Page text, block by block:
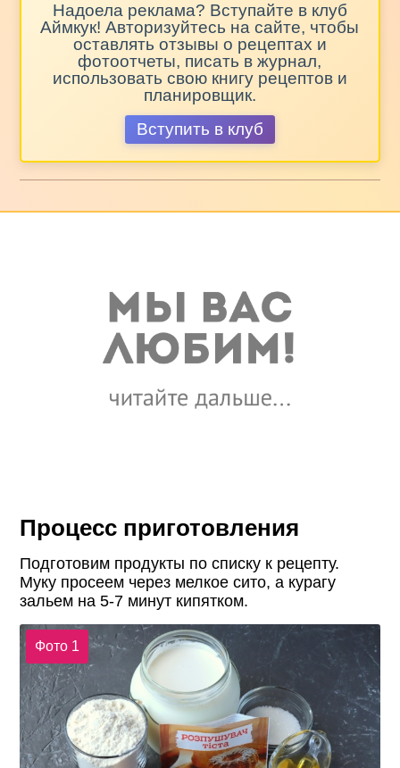
Надоела реклама? Вступайте в клуб
Аймкук! Авторизуйтесь на сайте, чтобы
оставлять отзывы о рецептах и
фотоотчеты, писать в журнал,
использовать свою книгу рецептов и
планировщик.
Вступить в клуб
Процесс приготовления
Подготовим продукты по списку к рецепту.
Муку просеем через мелкое сито, а курагу
зальем на 5-7 минут кипятком.
Фото 1